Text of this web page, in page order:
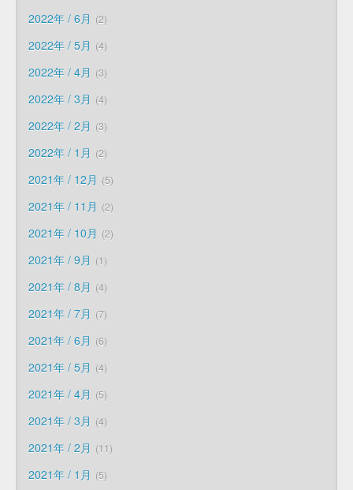
2022年 / 6月 2
2022年 / 5月 4
2022年 / 4月 3
2022年 / 3月 4
2022年 / 2月 3
2022年 / 1月 2
2021年 / 12月 5
2021年 / 11月 2
2021年 / 10月 2
2021年 / 9月 1
2021年 / 8月 4
2021年 / 7月 7
2021年 / 6月 6
2021年 / 5月 4
2021年 / 4月 5
2021年 / 3月 4
2021年 / 2月 11
2021年 / 1月 5